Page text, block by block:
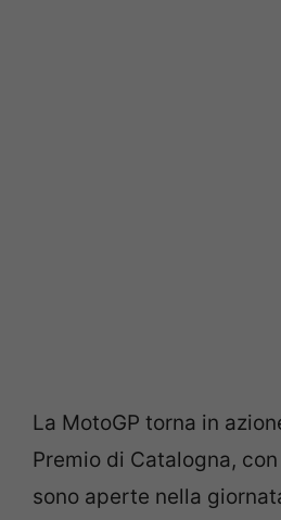
La MotoGP torna in
Premio di Catalogna,
sono aperte nella